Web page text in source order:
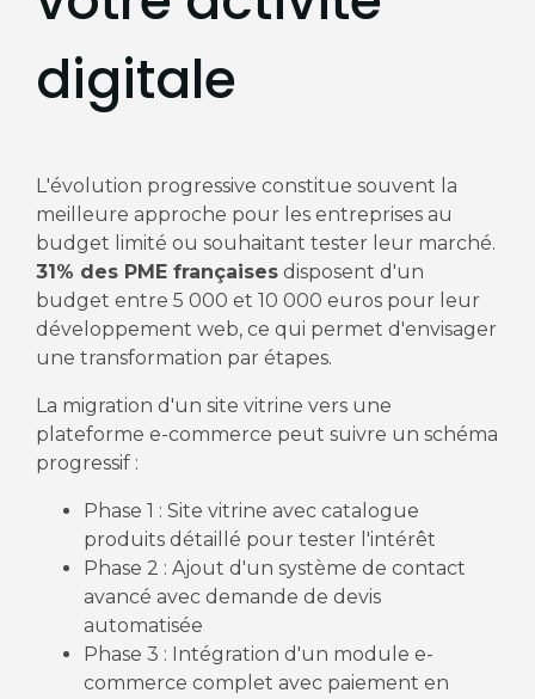
digitale
L'évolution progressive constitue souvent la
meilleure approche pour les entreprises au
budget limité ou souhaitant tester leur marché.
31% des PME françaisesdisposent d'un
budget entre 5 000 et 10 000 euros pour leur
développement web, ce qui permet d'envisager
une transformation par étapes.
La migration d'un site vitrine vers une
plateforme e-commerce peut suivre un schéma
progressif :
Phase 1 : Site vitrine avec catalogue
produits détaillé pour tester l'intérêt
Phase 2 : Ajout d'un système de contact
avancé avec demande de devis
automatisée
Phase 3 : Intégration d'un module e-
commerce complet avec paiement en